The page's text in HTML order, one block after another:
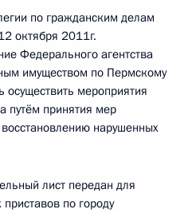
по гражданским делам
октября 2011г.
Федерального агентства
имуществом по Пермскому
мероприятия
путём принятия мер
нарушенных
лист передан для
по городу